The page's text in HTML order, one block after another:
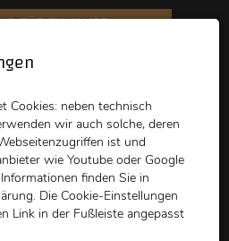
FÜR ZUHAUSE
Kino
schikaneder CLUB
Cookies: neben technisch
wir auch solche, deren
ist und
wie Youtube oder Google
finden Sie in
Die Cookie-Einstellungen
Link in der Fußleiste angepasst